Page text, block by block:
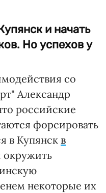
и начать
Но успехов у
со
Александр
российские
форсировать
в Купянск в
окружить
некоторые их